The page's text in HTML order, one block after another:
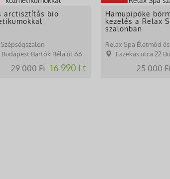
arctisztítás bio
Budapest Bartók Béla út 66
29.000 Ft 16.990 Ft
Hamupipőke
kezelés a Relax
szalonban
Fazekas utca 22
25.000